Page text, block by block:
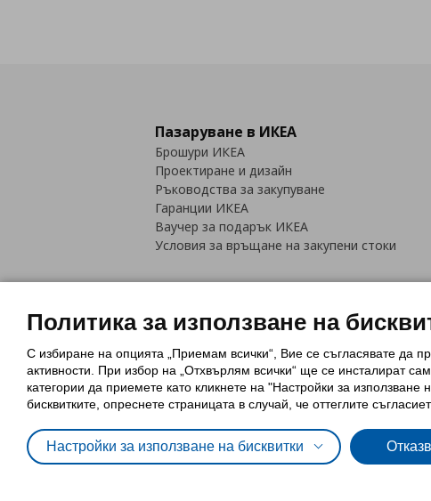
Пазаруване в ИКЕА
Брошури ИКЕА
Проектиране и дизайн
Ръководства за закупуване
Гаранции ИКЕА
Ваучер за подарък ИКЕА
Условия за връщане на закупени стоки
Политика за използване на бисквитки
Обща политика за личните данни
Политика за защита на лични данни на
Политика за използване на
С избиране на опцията „Приемам всички“, Вие се съгласявате да
активности. При избор на „Отхвърлям всички“ ще се инсталират
категории да приемете като кликнете на "Настройки за
бисквитките, опреснете страницата в случай, че оттеглите
Настройки за използване на бисквитки